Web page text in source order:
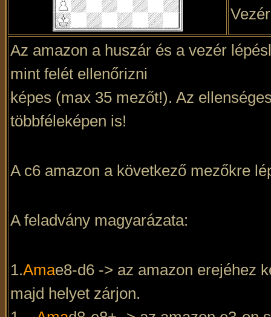
Az amazon a huszár és a vezér
mint felét ellenőrizni
képes (max 35 mezőt!). Az
többféleképen is!
A c6 amazon a következő mezőkre
A feladvány magyarázata:
1.Amae8-d6 -> az amazon erejéhez
majd helyet zárjon.